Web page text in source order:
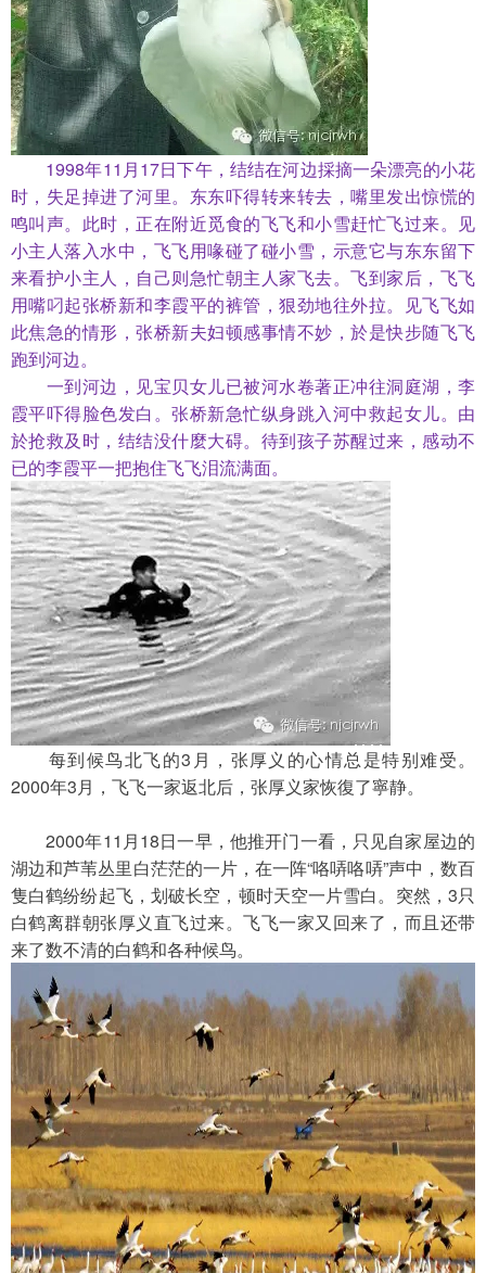
1998年11月17日下午，结结在河边採摘一朵漂亮的小花
时，失足掉进了河里。东东吓得转来转去，嘴里发出惊慌的
鸣叫声。此时，正在附近觅食的飞飞和小雪赶忙飞过来。见
小主人落入水中，飞飞用喙碰了碰小雪，示意它与东东留下
来看护小主人，自己则急忙朝主人家飞去。飞到家后，飞飞
用嘴叼起张桥新和李霞平的裤管，狠劲地往外拉。见飞飞如
此焦急的情形，张桥新夫妇顿感事情不妙，於是快步随飞飞
跑到河边。
一到河边，见宝贝女儿已被河水卷著正冲往洞庭湖，李
霞平吓得脸色发白。张桥新急忙纵身跳入河中救起女儿。由
於抢救及时，结结没什麼大碍。待到孩子苏醒过来，感动不
已的李霞平一把抱住飞飞泪流满面。
每到候鸟北飞的3月，张厚义的心情总是特别难受。
2000年3月，飞飞一家返北后，张厚义家恢復了寧静。
2000年11月18日一早，他推开门一看，只见自家屋边的
湖边和芦苇丛里白茫茫的一片，在一阵“咯哢咯哢”声中，数百
隻白鹤纷纷起飞，划破长空，顿时天空一片雪白。突然，3只
白鹤离群朝张厚义直飞过来。飞飞一家又回来了，而且还带
来了数不清的白鹤和各种候鸟。